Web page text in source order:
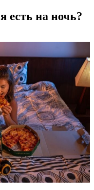
есть на ночь?